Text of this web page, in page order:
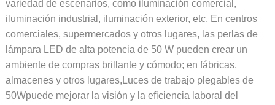
variedad de escenarios, como iluminación comercial,
iluminación industrial, iluminación exterior, etc. En centros
comerciales, supermercados y otros lugares, las perlas de
lámpara LED de alta potencia de 50 W pueden crear un
ambiente de compras brillante y cómodo; en fábricas,
almacenes y otros lugares, Luces de trabajo plegables de
50Wpuede mejorar la visión y la eficiencia laboral del